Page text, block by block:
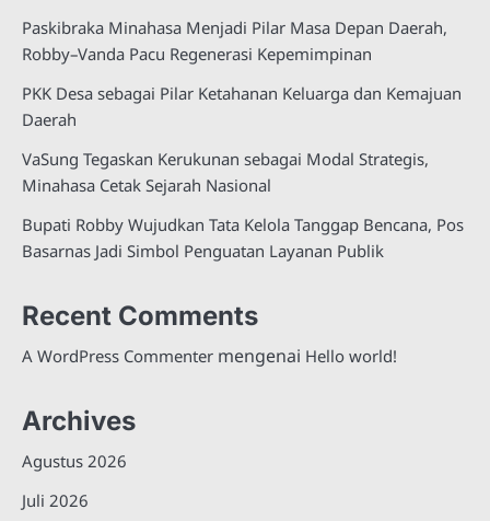
Paskibraka Minahasa Menjadi Pilar Masa Depan Daerah,
Robby–Vanda Pacu Regenerasi Kepemimpinan
PKK Desa sebagai Pilar Ketahanan Keluarga dan Kemajuan
Daerah
VaSung Tegaskan Kerukunan sebagai Modal Strategis,
Minahasa Cetak Sejarah Nasional
Bupati Robby Wujudkan Tata Kelola Tanggap Bencana, Pos
Basarnas Jadi Simbol Penguatan Layanan Publik
Recent Comments
A WordPress Commenter mengenai Hello world!
Archives
Agustus 2026
Juli 2026